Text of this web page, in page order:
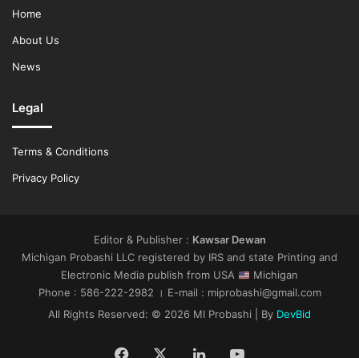
Home
About Us
News
Legal
Terms & Conditions
Privacy Policy
Editor & Publisher : Kawsar Dewan
Michigan Probashi LLC registered by IRS and state Printing and
Electronic Media publish from USA
Michigan
Phone : 586-222-2982 । E-mail : miprobashi@gmail.com
All Rights Reserved: © 2026 MI Probashi | By DevBid
Facebook LinkedInYouTube